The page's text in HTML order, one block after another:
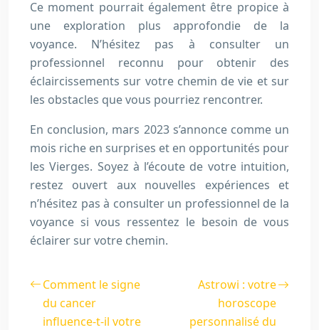
Ce moment pourrait également être propice à
une exploration plus approfondie de la
voyance. N’hésitez pas à consulter un
professionnel reconnu pour obtenir des
éclaircissements sur votre chemin de vie et sur
les obstacles que vous pourriez rencontrer.
En conclusion, mars 2023 s’annonce comme un
mois riche en surprises et en opportunités pour
les Vierges. Soyez à l’écoute de votre intuition,
restez ouvert aux nouvelles expériences et
n’hésitez pas à consulter un professionnel de la
voyance si vous ressentez le besoin de vous
éclairer sur votre chemin.
Comment le signe
du cancer
influence-t-il votre
Astrowi : votre
horoscope
personnalisé du